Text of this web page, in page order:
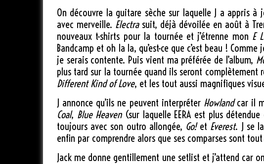
On découvre la guitare sèche sur laquelle J a appris
avec merveille. Electrasuit, déjà dévoilée en août à
nouveaux t-shirts pour la tournée et j’étrenne mon E
Bandcamp et oh la la, qu’est-ce que c’est beau !
je serais contente. Puis vient ma préférée de l’album,
plus tard sur la tournée quand ils seront complètement
Different Kind of Love, et les tout aussi magnifiques
J annonce qu’ils ne peuvent interpréter Howlandcar il
Coal, Blue Heaven(sur laquelle EERA est plus
toujours avec son outro allongée, Go!et Everest. J se
enfin par comprendre alors que ses comparses sont
Jack me donne gentillement une setlist et j’attend car